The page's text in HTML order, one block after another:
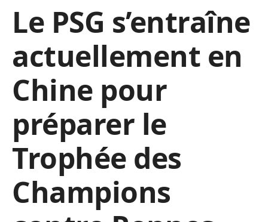
Le PSG s’entraîne
actuellement en
Chine pour
préparer le
Trophée des
Champions